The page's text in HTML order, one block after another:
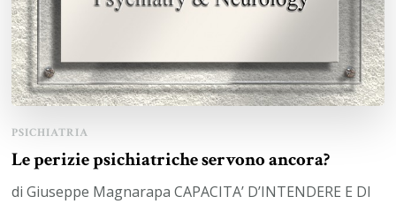
PSICHIATRIA
Le perizie psichiatriche servono ancora?
di Giuseppe Magnarapa CAPACITA’ D’INTENDERE E DI